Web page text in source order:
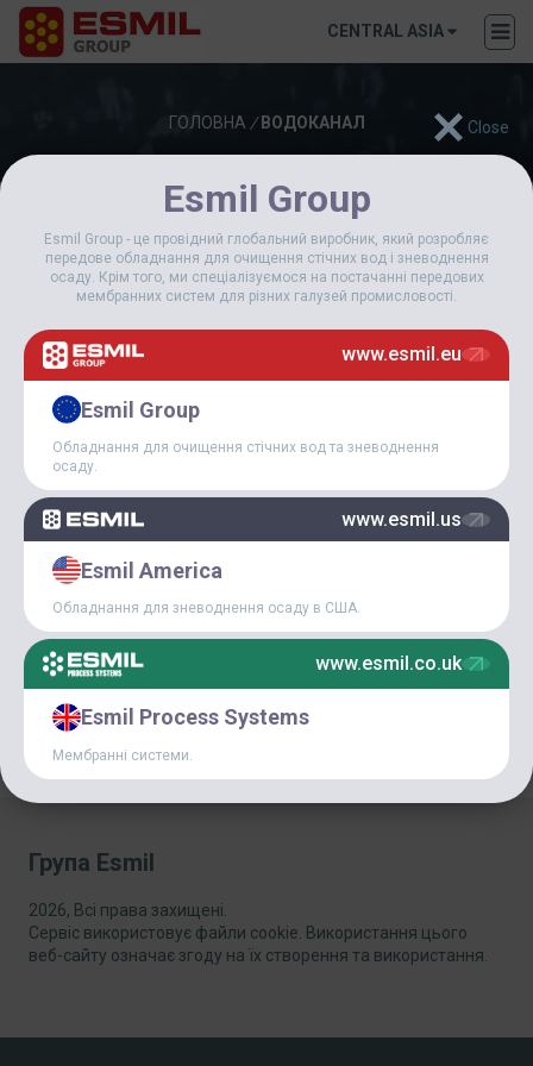
CENTRAL ASIA
ГОЛОВНА / ВОДОКАНАЛ
17 Листопада, 2025
НОВЕ ВИМІРЮВАННЯ
БІОЛОГІЧНОГО
ОЧИЩЕННЯ: ESMIL
GROUP ПОСТАЧАЄ 54-
МЕТРОВІ РАДІАЛЬНІ
СКРЕБКИ ДЛЯ ОЧИСНИХ
КАТЕГОРІЇ
НОВИНИ
ГОЛОВНІ НОВИНИ
Група Esmil
2026, Всі права захищені.
Сервіс використовує файли cookie. Використання цього
веб-сайту означає згоду на їх створення та використання.
Esmil Group
Esmil Group - це провідний глобальний виробник, який розробляє
передове обладнання для очищення стічних вод і зневоднення
осаду. Крім того, ми спеціалізуємося на постачанні передових
мембранних систем для різних галузей промисловості.
www.esmil.eu
Esmil Group
Обладнання для очищення стічних вод та зневоднення
осаду.
www.esmil.us
Esmil America
Обладнання для зневоднення осаду в США.
www.esmil.co.uk
Esmil Process Systems
Мембранні системи.